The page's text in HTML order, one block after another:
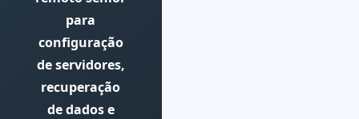
para
configuração
de servidores,
recuperação
de dados e